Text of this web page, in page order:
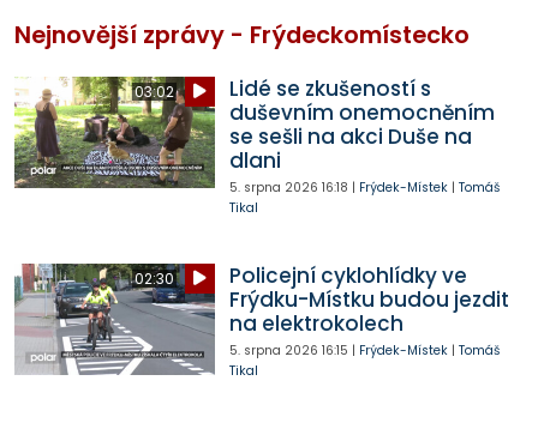
Nejnovější zprávy - Frýdeckomístecko
03:02
Lidé se zkušeností s
duševním onemocněním
se sešli na akci Duše na
dlani
5. srpna 2026 16:18 | Frýdek-Místek| Tomáš
Tikal
02:30
Policejní cyklohlídky ve
Frýdku-Místku budou jezdit
na elektrokolech
5. srpna 2026 16:15 | Frýdek-Místek| Tomáš
Tikal